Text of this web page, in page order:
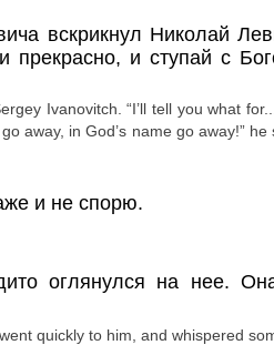
вскрикнул Николай
и ступай с
Ivanovitch. “I’ll tell you what
away, in God’s name go away!”
и не спорю.
оглянулся на нее.
quickly to him, and whispered